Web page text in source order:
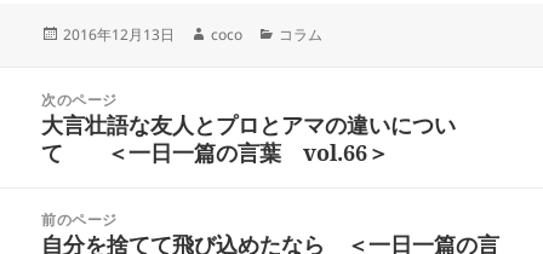
投
2016年12月13日
作
coco
カ
ー
コラム
次のページ
前
の
投
大言壮語な友人とプロとアマの違いについ
て ＜一日一篇の言葉 vol.66＞
前のページ
次
自分を捨てて飛び込めたなら ＜一日一篇の言